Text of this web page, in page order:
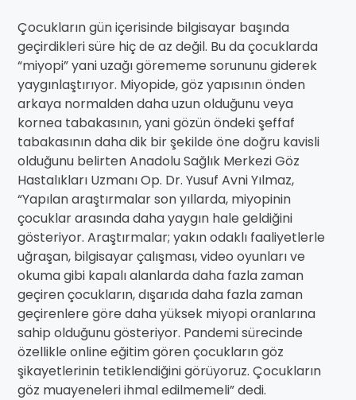
Çocukların gün içerisinde bilgisayar başında
geçirdikleri süre hiç de az değil. Bu da çocuklarda
“miyopi” yani uzağı görememe sorununu giderek
yaygınlaştırıyor. Miyopide, göz yapısının önden
arkaya normalden daha uzun olduğunu veya
kornea tabakasının, yani gözün öndeki şeffaf
tabakasının daha dik bir şekilde öne doğru kavisli
olduğunu belirten Anadolu Sağlık Merkezi Göz
Hastalıkları Uzmanı Op. Dr. Yusuf Avni Yılmaz,
“Yapılan araştırmalar son yıllarda, miyopinin
çocuklar arasında daha yaygın hale geldiğini
gösteriyor. Araştırmalar; yakın odaklı faaliyetlerle
uğraşan, bilgisayar çalışması, video oyunları ve
okuma gibi kapalı alanlarda daha fazla zaman
geçiren çocukların, dışarıda daha fazla zaman
geçirenlere göre daha yüksek miyopi oranlarına
sahip olduğunu gösteriyor. Pandemi sürecinde
özellikle online eğitim gören çocukların göz
şikayetlerinin tetiklendiğini görüyoruz. Çocukların
göz muayeneleri ihmal edilmemeli” dedi.